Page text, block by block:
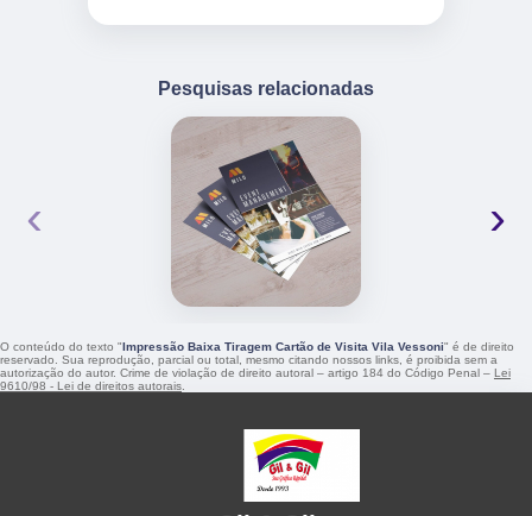
Pesquisas relacionadas
‹ ›
O conteúdo do texto "Impressão Baixa Tiragem Cartão de Visita Vila Vessoni" é de direito
reservado. Sua reprodução, parcial ou total, mesmo citando nossos links, é proibida sem a
autorização do autor. Crime de violação de direito autoral – artigo 184 do Código Penal – Lei
9610/98 - Lei de direitos autorais.